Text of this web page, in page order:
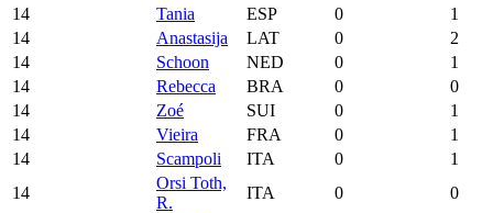
14
Tania ESP 0
1
14
Anastasija LAT 0
2
14
Schoon NED 0
1
14
Rebecca BRA 0
0
14
Zoé SUI 0
1
14
Vieira FRA 0
1
14
Scampoli ITA 0
1
14
Orsi Toth,
R.
ITA 0
0